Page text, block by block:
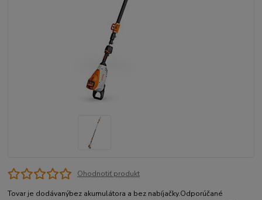
Ohodnotiť produkt
Tovar je dodávanýbez akumulátora a bez nabíjačky.Odporúčané